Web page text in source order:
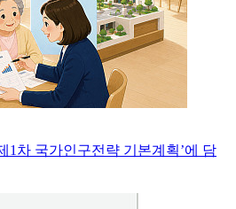
1차 국가인구전략 기본계획’에 담